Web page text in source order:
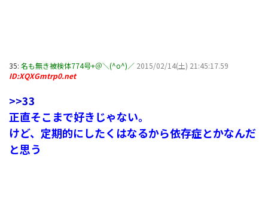
35: 名も無き被検体774号+＠＼(^o^)／ 2015/02/14(土) 21:45:17.59
ID:XQXGmtrp0.net
>>33
正直そこまで好きじゃない。
けど、定期的にしたくはなるから依存症とかなんだ
と思う